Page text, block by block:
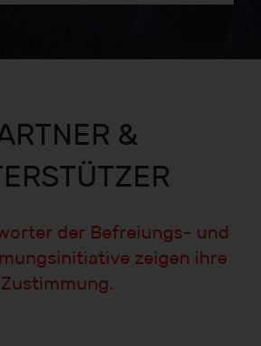
&
der Befreiungs- und
zeigen ihre
Zustimmung.